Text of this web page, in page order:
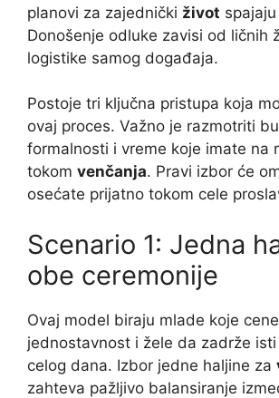
planovi za zajednički život
Donošenje odluke zavisi od ličnih
logistike samog događaja.
Postoje tri ključna pristupa koja
ovaj proces. Važno je razmotriti
formalnosti i vreme koje imate na
tokom venčanja. Pravi izbor će
osećate prijatno tokom cele
Scenario 1: Jedna
obe ceremonije
Ovaj model biraju mlade koje cene
jednostavnost i žele da zadrže
celog dana. Izbor jedne haljine za
zahteva pažljivo balansiranje